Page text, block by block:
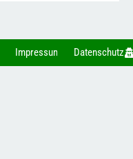
Impressum Datenschutz